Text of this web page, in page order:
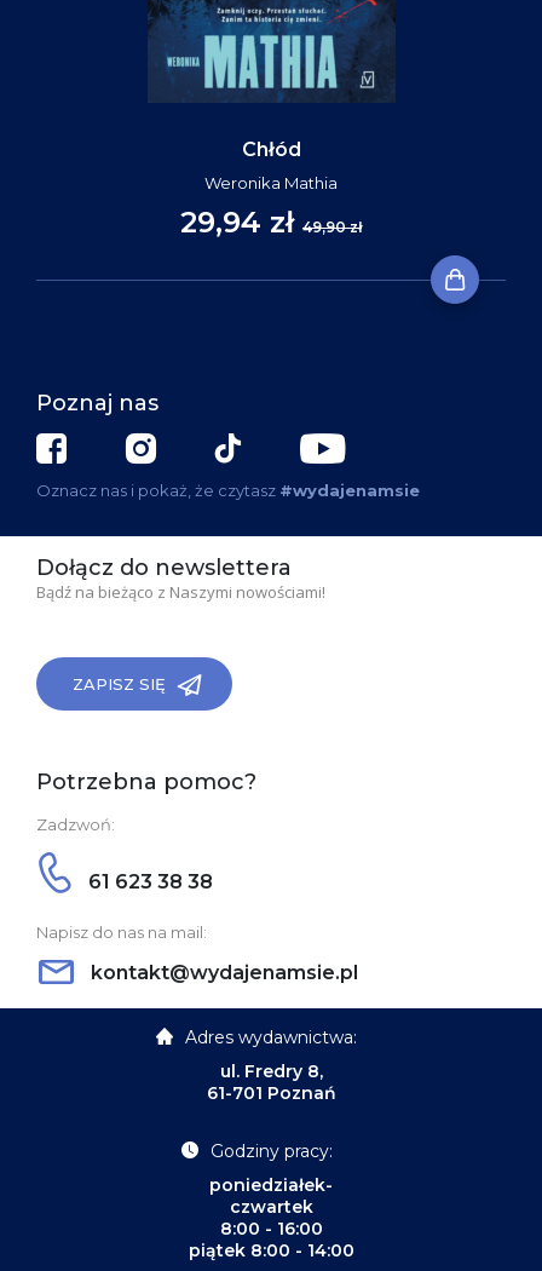
Chłód
Weronika Mathia
29,94 zł 49,90 zł
Poznaj nas
Oznacz nas i pokaż, że czytasz #wydajenamsie
Dołącz do newslettera
Bądź na bieżąco z Naszymi nowościami!
ZAPISZ SIĘ
Potrzebna pomoc?
Zadzwoń:
61 623 38 38
Napisz do nas na mail:
kontakt@wydajenamsie.pl
Adres wydawnictwa:
ul. Fredry 8,
61-701 Poznań
Godziny pracy:
poniedziałek-
czwartek
8:00 - 16:00
piątek 8:00 - 14:00